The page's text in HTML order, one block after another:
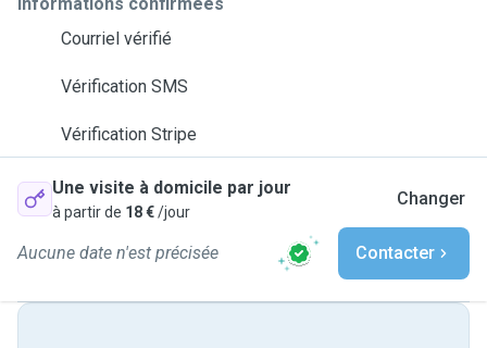
Courriel vérifié
Vérification SMS
Vérification Stripe
Une visite à domicile par jour
à partir de 18 €/jour
Changer
Aucune date n'est précisée Contacter